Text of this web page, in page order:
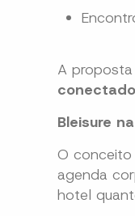
A
Bleisure
O conceito
agenda
hotel